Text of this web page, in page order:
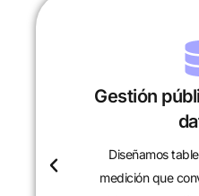
Gestión
Diseñamos
medición que